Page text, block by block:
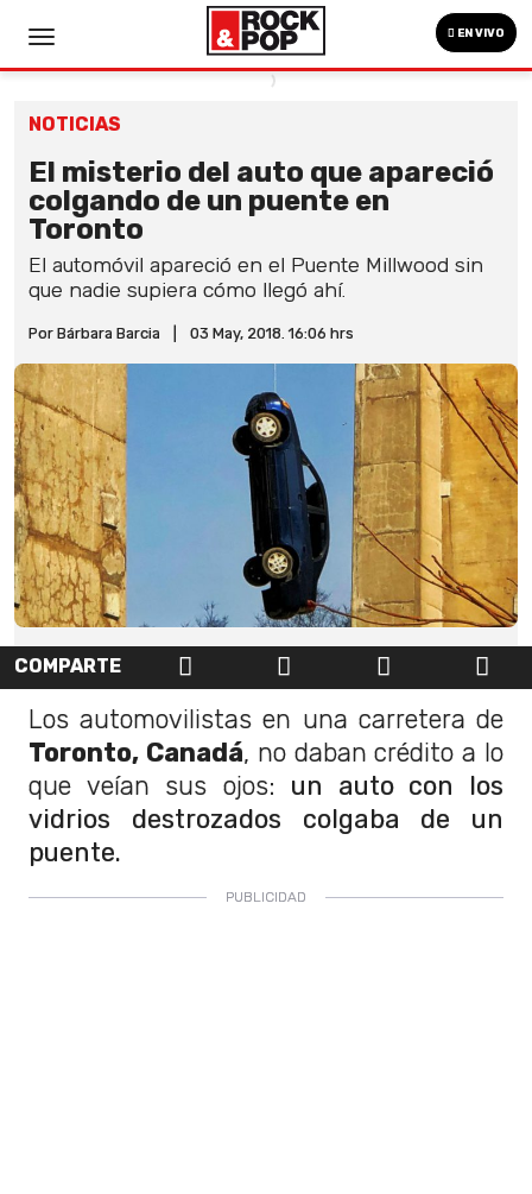
EN VIVO
NOTICIAS
El misterio del auto que apareció
colgando de un puente en
Toronto
El automóvil apareció en el Puente Millwood sin
que nadie supiera cómo llegó ahí.
Por Bárbara Barcia 03 May, 2018. 16:06 hrs
COMPARTE
Los automovilistas en una carretera de
Toronto, Canadá, no daban crédito a lo
que veían sus ojos: un auto con los
vidrios destrozados colgaba de un
puente.